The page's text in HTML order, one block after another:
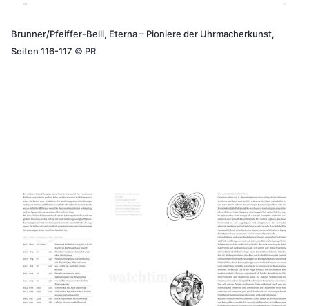
Brunner/Pfeiffer-Belli, Eterna – Pioniere der Uhrmacherkunst,
Seiten 116-117 © PR